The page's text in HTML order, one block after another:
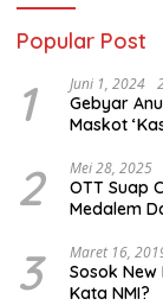
Popular Post
1 Juni 1, 2024
Gebyar
Maskot
2 Mei 28, 2025
OTT Suap Calon perangkat Desa
Medalem
3 Maret 16,
Sosok New
Kata NMI?